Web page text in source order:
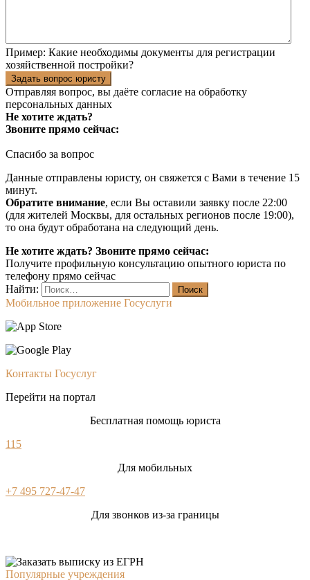
Пример: Какие необходимы документы для регистрации
хозяйственной постройки?
Задать вопрос юристу
Отправляя вопрос, вы даёте согласие на обработку
персональных данных
Не хотите ждать?
Звоните прямо сейчас:
Спасибо за вопрос
Данные отправлены юристу, он свяжется с Вами в течение 15
минут.
Обратите внимание, если Вы оставили заявку после 22:00
(для жителей Москвы, для остальных регионов после 19:00),
то она будут обработана на следующий день.
Не хотите ждать? Звоните прямо сейчас:
Получите профильную консультацию опытного юриста по
телефону прямо сейчас
Найти:
Мобильное приложение Госуслуги
Контакты Госуслуг
Перейти на портал
Бесплатная помощь юриста
115
Для мобильных
+7 495 727-47-47
Для звонков из-за границы
Популярные учреждения